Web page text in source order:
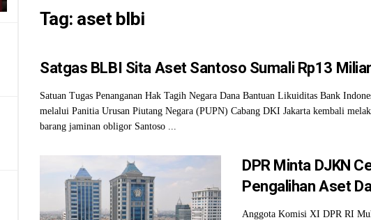
Tag: aset blbi
Satgas BLBI Sita Aset Santoso Sumali Rp13 Miliar
Satuan Tugas Penanganan Hak Tagih Negara Dana Bantuan Likuiditas Bank
melalui Panitia Urusan Piutang Negara (PUPN) Cabang DKI Jakarta kembali
barang jaminan obligor Santoso ...
DPR Minta DJKN
Pengalihan Aset
Anggota Komisi XI DPR RI